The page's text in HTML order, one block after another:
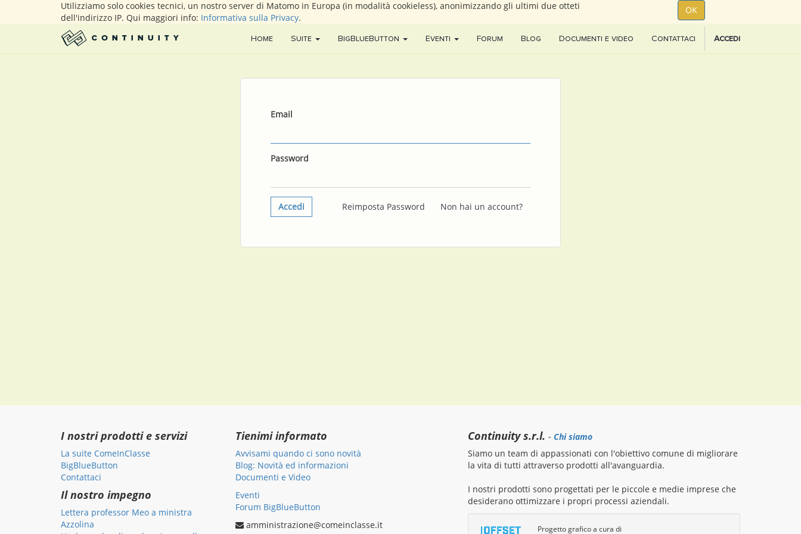
Utilizziamo solo cookies tecnici, un nostro server di Matomo in Europa (in modalità cookieless), anonimizzando gli ultimi due otteti
dell'indirizzo IP. Qui maggiori info: Informativa sulla Privacy.
OK
Home Suite BigBlueButton Eventi Forum Blog Documenti e video Contattaci Accedi
Email
Password
Non hai un account?
Reimposta Password
Accedi
I nostri prodotti e servizi
La suite ComeInClasse
BigBlueButton
Contattaci
Il nostro impegno
Lettera professor Meo a ministra
Azzolina
Tienimi informato
Avvisami quando ci sono novità
Blog: Novità ed informazioni
Documenti e Video
Eventi
Forum BigBlueButton
amministrazione@comeinclasse.it
Continuity s.r.l. - Chi siamo
Siamo un team di appassionati con l'obiettivo comune di migliorare
la vita di tutti attraverso prodotti all'avanguardia.
I nostri prodotti sono progettati per le piccole e medie imprese che
desiderano ottimizzare i propri processi aziendali.
Progetto grafico a cura di